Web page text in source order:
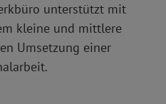
unterstützt mit
kleine und mittlere
Umsetzung einer